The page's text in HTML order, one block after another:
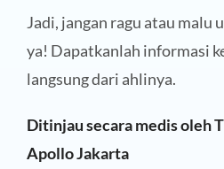
Jadi, jangan ragu atau malu
ya! Dapatkanlah informasi
langsung dari ahlinya.
Ditinjau secara medis oleh
Apollo Jakarta